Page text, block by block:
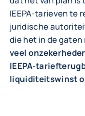
IEEPA-tarieven te
juridische
die het in de
veel
IEEPA-
liquiditeitswinst